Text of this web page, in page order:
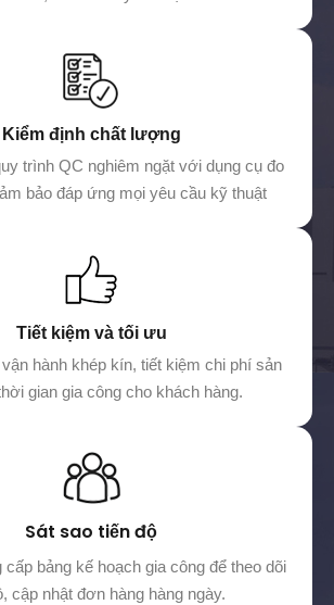
Kiểm định chất lượng
trình QC nghiêm ngặt với dụng cụ đo
bảo đáp ứng mọi yêu cầu kỹ thuật
Tiết kiệm và tối ưu
hành khép kín, tiết kiệm chi phí sản
gian gia công cho khách hàng.
Sát sao tiến độ
cấp bảng kế hoạch gia công để theo dõi
cập nhật đơn hàng hàng ngày.